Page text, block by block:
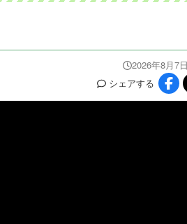
2026年8月7
シェアする